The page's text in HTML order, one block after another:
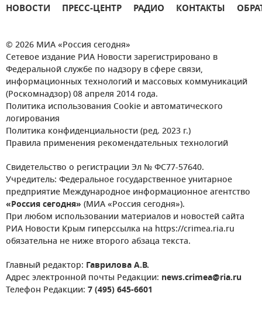
НОВОСТИ ПРЕСС-ЦЕНТР РАДИО КОНТАКТЫ
© 2026 МИА «Россия сегодня»
Сетевое издание РИА Новости зарегистрировано в
Федеральной службе по надзору в сфере связи,
информационных технологий и массовых коммуникаций
(Роскомнадзор) 08 апреля 2014 года.
Политика использования Cookie и автоматического
логирования
Политика конфиденциальности (ред. 2023 г.)
Правила применения рекомендательных технологий
Свидетельство о регистрации Эл № ФС77-57640.
Учредитель: Федеральное государственное унитарное
предприятие Международное информационное агентство
«Россия сегодня» (МИА «Россия сегодня»).
При любом использовании материалов и новостей сайта
РИА Новости Крым гиперссылка на https://crimea.ria.ru
обязательна не ниже второго абзаца текста.
Главный редактор: Гаврилова А.В.
Адрес электронной почты Редакции: news.crimea@ria.ru
Телефон Редакции: 7 (495) 645-6601